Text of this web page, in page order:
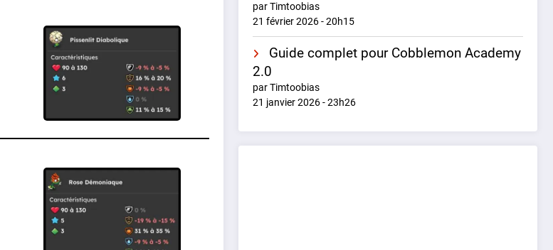
par Timtoobias
21 février 2026 - 20h15
Guide complet pour Cobblemon Academy
2.0
par Timtoobias
21 janvier 2026 - 23h26